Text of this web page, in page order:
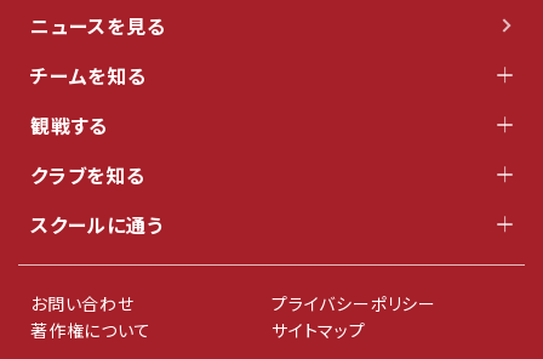
ニュースを見る
チームを知る
観戦する
クラブを知る
スクールに通う
お問い合わせ
プライバシーポリシー
著作権について
サイトマップ